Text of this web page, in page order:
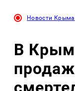
Новости Крыма
В